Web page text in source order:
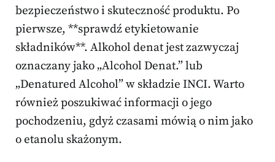
bezpieczeństwo i skuteczność produktu. Po
pierwsze, **sprawdź etykietowanie
składników**. Alkohol denat jest zazwyczaj
oznaczany jako „Alcohol Denat.” lub
„Denatured Alcohol” w składzie INCI. Warto
również poszukiwać informacji o jego
pochodzeniu, gdyż czasami mówią o nim jako
o etanolu skażonym.